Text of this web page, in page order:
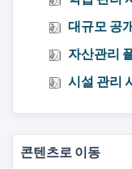
대규모 공
자산관리
시설 관리
콘텐츠로 이동